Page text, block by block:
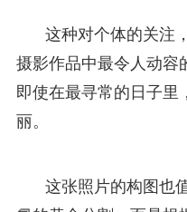
这种对个体的关注
摄影作品中最令人动容
即使在最寻常的日子里
丽。
这张照片的构图也